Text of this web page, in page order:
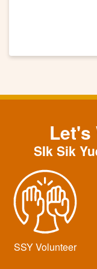
Let's
SIk Sik
SSY Volunteer